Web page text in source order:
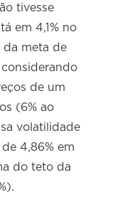
tivesse
em 4,1% no
da meta de
de um
(6% ao
volatilidade
4,86% em
do teto da